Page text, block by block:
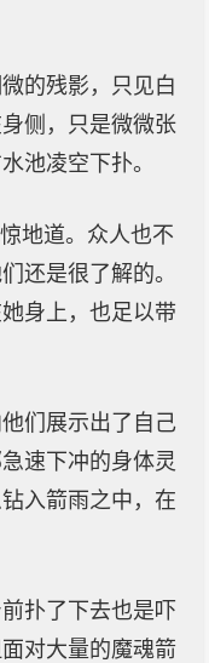
的残影，只见白
侧，只是微微张
池凌空下扑。
地道。众人也不
还是很了解的。
身上，也足以带
们展示出了自己
速下冲的身体灵
入箭雨之中，在
扑了下去也是吓
对大量的魔魂箭